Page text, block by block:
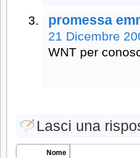
promessa
21 Dicembre
WNT per
Lasci una
Nome